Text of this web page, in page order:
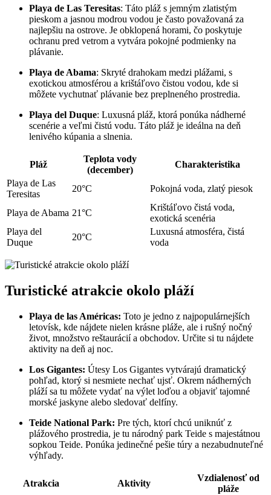
Playa de Las Teresitas: Táto pláž s jemným zlatistým
pieskom a jasnou modrou vodou je často považovaná za
najlepšiu na ostrove. Je obklopená horami, čo poskytuje
ochranu pred vetrom a vytvára pokojné podmienky na
plávanie.
Playa de Abama: Skryté drahokam medzi plážami, s
exotickou atmosférou a krištáľovo čistou vodou, kde si
môžete vychutnať plávanie bez preplneného prostredia.
Playa del Duque: Luxusná pláž, ktorá ponúka nádherné
scenérie a veľmi čistú vodu. Táto pláž je ideálna na deň
lenivého kúpania a slnenia.
Pláž
Teplota vody
(december)
Charakteristika
Playa de Las
Teresitas
20°C Pokojná voda, zlatý piesok
Playa de Abama 21°C
Krištáľovo čistá voda,
exotická scenéria
Playa del
Duque
20°C
Luxusná atmosféra, čistá
voda
Turistické atrakcie okolo pláží
Playa de las Américas: Toto je jedno z najpopulárnejších
letovísk, kde nájdete nielen krásne pláže, ale i rušný nočný
život, množstvo reštaurácií a obchodov. Určite si tu nájdete
aktivity na deň aj noc.
Los Gigantes: Útesy Los Gigantes vytvárajú dramatický
pohľad, ktorý si nesmiete nechať ujsť. Okrem nádherných
pláží sa tu môžete vydať na výlet loďou a objaviť tajomné
morské jaskyne alebo sledovať delfíny.
Teide National Park: Pre tých, ktorí chcú uniknúť z
plážového prostredia, je tu národný park Teide s majestátnou
sopkou Teide. Ponúka jedinečné pešie túry a nezabudnuteľné
výhľady.
Atrakcia Aktivity
Vzdialenosť od
pláže